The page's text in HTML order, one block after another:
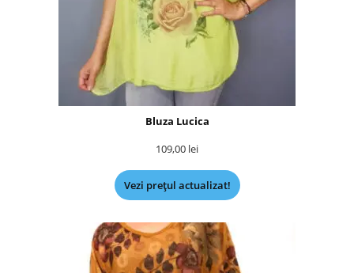
Bluza Lucica
109,00 lei
Vezi prețul actualizat!